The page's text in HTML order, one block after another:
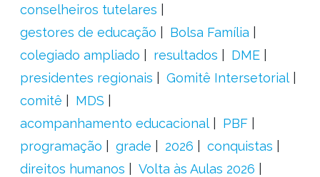
conselheiros tutelares
gestores de educação
Bolsa Família
colegiado ampliado
resultados
DME
presidentes regionais
Gomitê Intersetorial
comitê
MDS
acompanhamento educacional
PBF
programação
grade 2026
conquistas
direitos humanos
Volta às Aulas 2026